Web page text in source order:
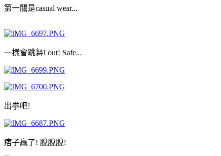
第一關是casual wear...
一樣會跳舞! out! Safe...
出拳吧!
痞子贏了! 脫脫脫!